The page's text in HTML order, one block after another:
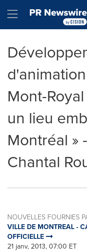
Hamburger
Mont-
un lieu
Montréal »
Chantal
NOUVELLES FOURNIES
VILLE DE MONTREAL -
OFFICIELLE
21 janv, 2013, 07:00 ET